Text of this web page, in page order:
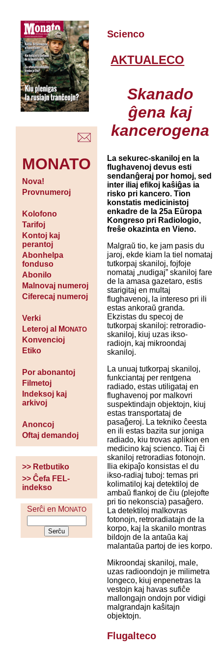
MONATO
Nova!
Provnumeroj
Kolofono
Tarifoj
Kontoj kaj
perantoj
Abonhelpa
fonduso
Abonilo
Malnovaj numeroj
Ciferecaj numeroj
Verki
Leteroj al MONATO
Konvencioj
Etiko
Por abonantoj
Filmetoj
Indeksoj kaj
arkivoj
Anoncoj
Oftaj demandoj
>> Retbutiko
>> Ĉefa FEL-
indekso
Serĉi en MONATO
Scienco
AKTUALECO
Skanado
ĝena kaj
kancerogena
La sekurec-skaniloj en la
flughavenoj devus esti
sendanĝeraj por homoj, sed
inter iliaj efikoj kaŝiĝas ia
risko pri kancero. Tion
konstatis medicinistoj
enkadre de la 25a Eŭropa
Kongreso pri Radiologio,
freŝe okazinta en Vieno.
Malgraŭ tio, ke jam pasis du
jaroj, ekde kiam la tiel nomataj
tutkorpaj skaniloj, fojfoje
nomataj „nudigaj” skaniloj fare
de la amasa gazetaro, estis
starigitaj en multaj
flughavenoj, la intereso pri ili
estas ankoraŭ granda.
Ekzistas du specoj de
tutkorpaj skaniloj: retroradio-
skaniloj, kiuj uzas ikso-
radiojn, kaj mikroondaj
skaniloj.
La unuaj tutkorpaj skaniloj,
funkciantaj per rentgena
radiado, estas utiligataj en
flughavenoj por malkovri
suspektindajn objektojn, kiuj
estas transportataj de
pasaĝeroj. La tekniko ĉeesta
en ili estas bazita sur joniga
radiado, kiu trovas aplikon en
medicino kaj scienco. Tiaj ĉi
skaniloj retroradias fotonojn.
Ilia ekipaĵo konsistas el du
ikso-radiaj tuboj: temas pri
kolimatiloj kaj detektiloj de
ambaŭ flankoj de ĉiu (plejofte
pri tio nekonscia) pasaĝero.
La detektiloj malkovras
fotonojn, retroradiatajn de la
korpo, kaj la skanilo montras
bildojn de la antaŭa kaj
malantaŭa partoj de ies korpo.
Mikroondaj skaniloj, male,
uzas radioondojn je milimetra
longeco, kiuj enpenetras la
vestojn kaj havas sufiĉe
mallongajn ondojn por vidigi
malgrandajn kaŝitajn
objektojn.
Flugalteco